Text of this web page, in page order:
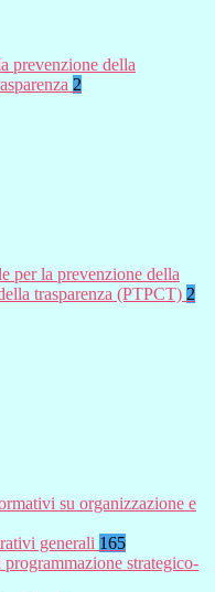
prevenzione della
2
per la prevenzione della
trasparenza (PTPCT) 2
su organizzazione e
generali 165
strategico-